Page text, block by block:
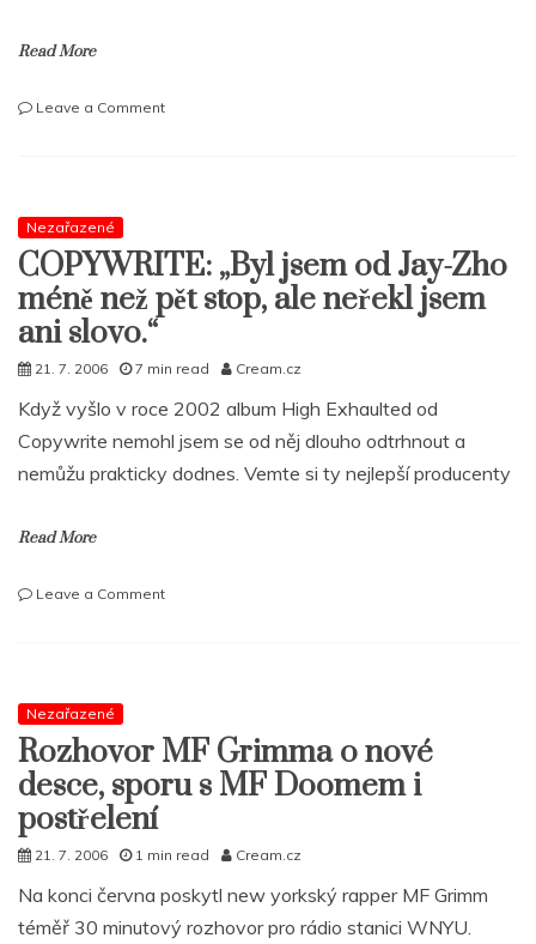
Read More
Leave a Commenton
věcí
Nezařazené
COPYWRITE: „Byl jsem od Jay-Zho
méně než pět stop, ale neřekl jsem
ani slovo.“
21. 7. 2006 7 min read Cream.cz
Když vyšlo v roce 2002 album High Exhaulted od
Copywrite nemohl jsem se od něj dlouho odtrhnout a
nemůžu prakticky dodnes. Vemte si ty nejlepší producenty
Read More
Leave a Commenton
Zho
méně
než
ale
jsem
ani
Nezařazené
Rozhovor MF Grimma o nové
desce, sporu s MF Doomem i
postřelení
21. 7. 2006 1 min read Cream.cz
Na konci června poskytl new yorkský rapper MF Grimm
téměř 30 minutový rozhovor pro rádio stanici WNYU.